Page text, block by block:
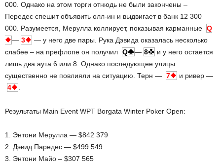
000. Однако на этом торги отнюдь не были закончены –
Передес спешит объявить олл-ин и выдвигает в банк 12 300
000. Разумеется, Мерулла коллирует, показывая карманные Q
— 3
— у него две пары. Рука Дэвида оказалась несколько
слабее – на префлопе он получил Q — 8
и у него остается
лишь два аута 6 или 8. Однако последующее улицы
существенно не повлияли на ситуацию. Терн — 7
и ривер —
4
Результаты Main Event WPT Borgata Winter Poker Open:
1. Энтони Мерулла — $842 379
2. Дэвид Паредес — $499 549
3. Энтони Майо – $307 565